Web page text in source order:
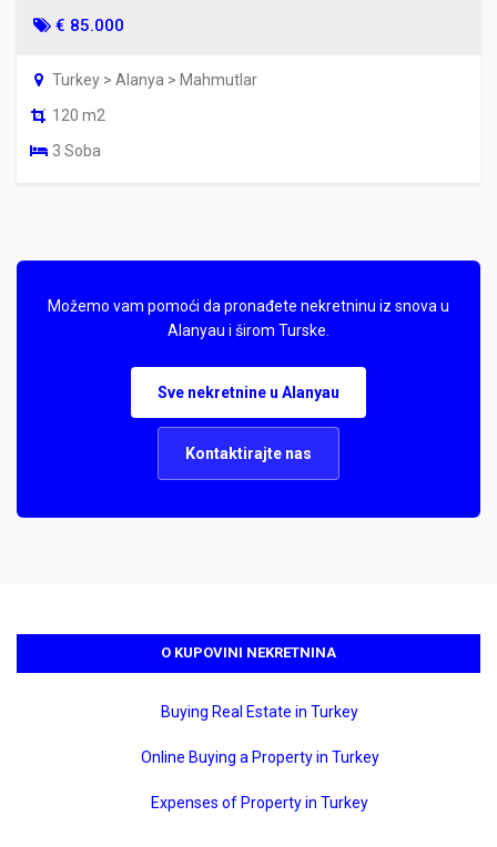
€ 85.000
Turkey > Alanya > Mahmutlar
120 m2
3 Soba
Možemo vam pomoći da pronađete nekretninu iz snova u
Alanyau i širom Turske.
Sve nekretnine u Alanyau
Kontaktirajte nas
O KUPOVINI NEKRETNINA
Buying Real Estate in Turkey
Online Buying a Property in Turkey
Expenses of Property in Turkey